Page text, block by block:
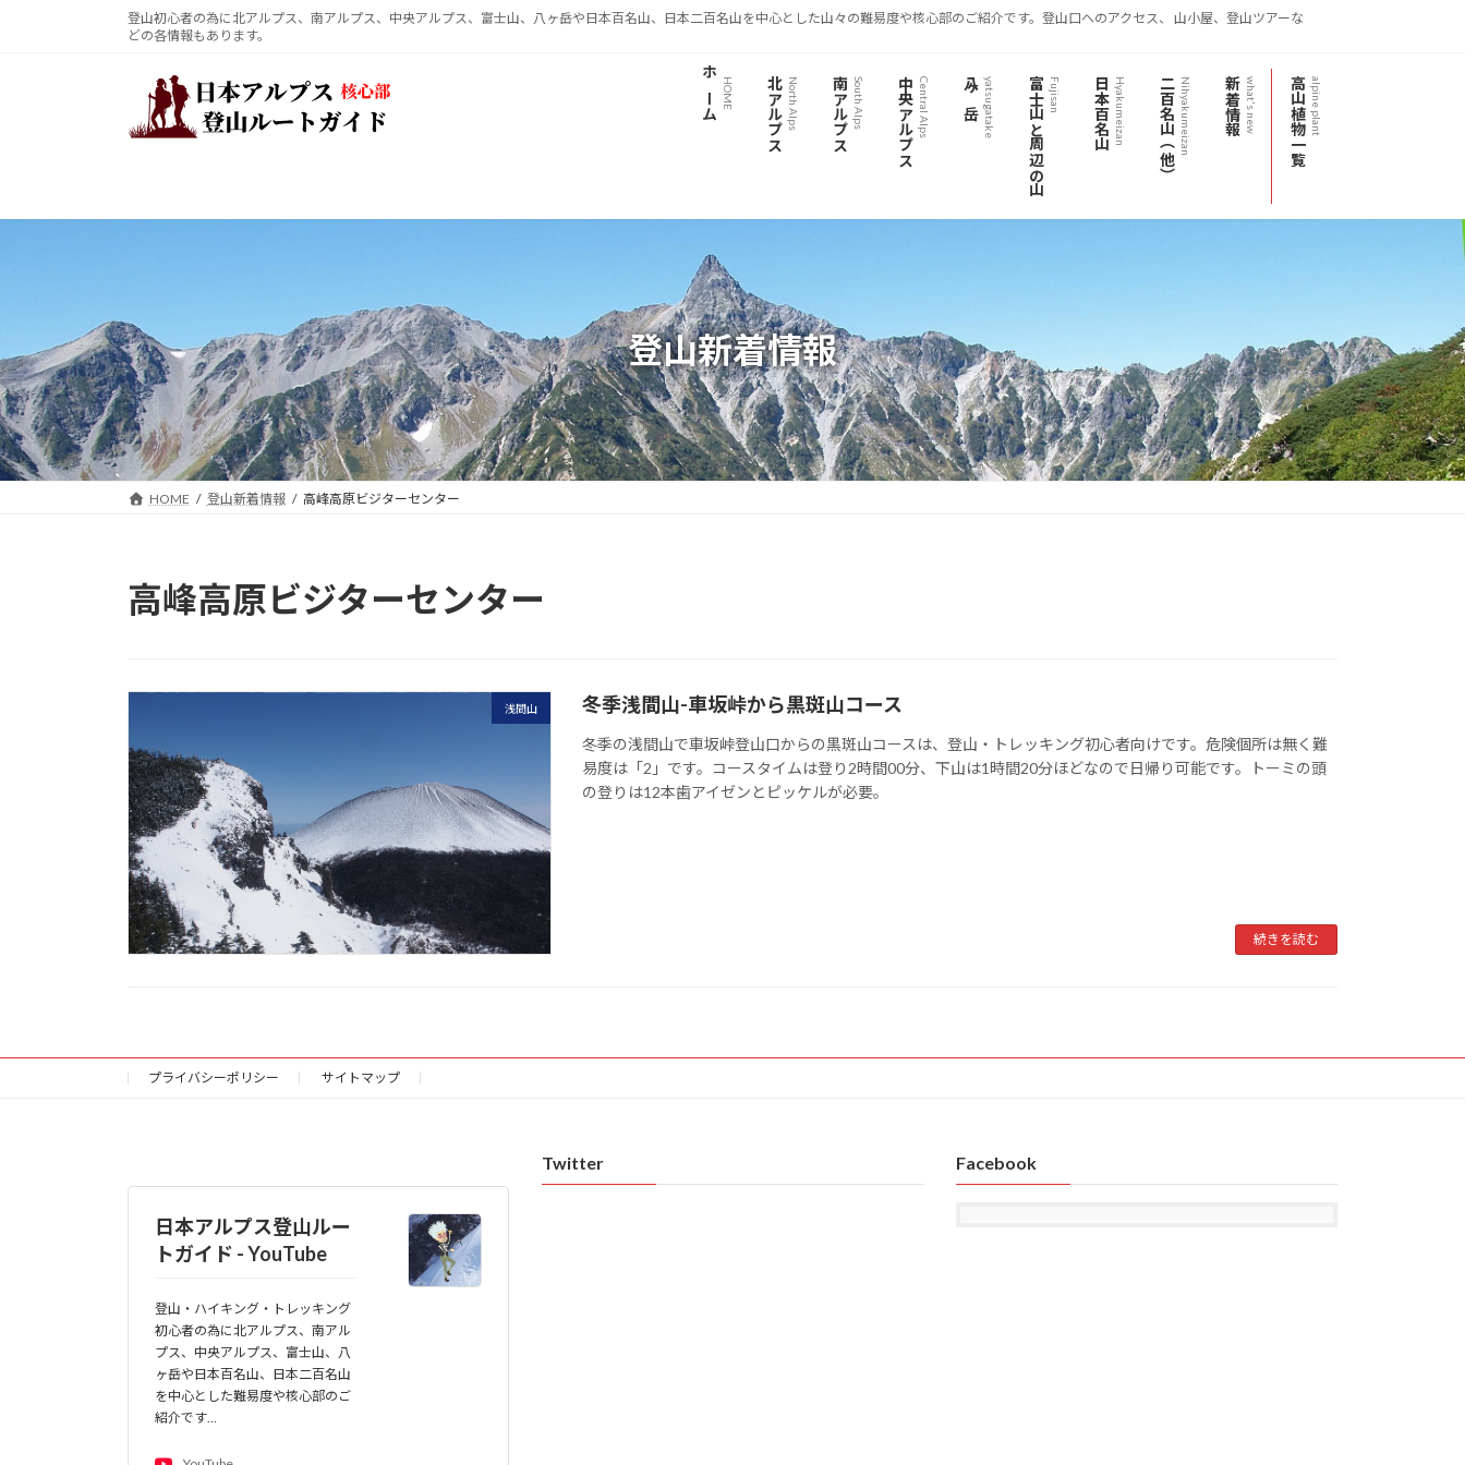
ッ
移
登山初心者の為に北アルプス、南アルプス、中央アルプス、富士山、八ヶ岳や日本百名山、日本二百名山を中心とした山々の難易度や核心部のご紹介です。登山口へのアクセス、 山小屋、登山ツアーな
どの各情報もあります。
ホーム HOME 北アルプスNorth Alps 南アルプスSouth Alps 中央アルプスCentral Alps 八ヶ岳yatsugatake 富士山と周辺の山Fujisan 日本百名山Hyakumeizan 二百名山（他）Nihyakumeizan 新着情報what's new 高山植物一覧alpine plant
登山新着情報
HOME 登山新着情報 高峰高原ビジターセンター
高峰高原ビジターセンター
浅間山 冬季浅間山-車坂峠から黒斑山コース
冬季の浅間山で車坂峠登山口からの黒斑山コースは、登山・トレッキング初心者向けです。危険個所は無く難
易度は「2」です。コースタイムは登り2時間00分、下山は1時間20分ほどなので日帰り可能です。トーミの頭
の登りは12本歯アイゼンとピッケルが必要。
続きを読む
プライバシーポリシー サイトマップ
日本アルプス登山ルー
トガイド - YouTube
登山・ハイキング・トレッキング
初心者の為に北アルプス、南アル
プス、中央アルプス、富士山、八
ヶ岳や日本百名山、日本二百名山
を中心とした難易度や核心部のご
紹介です…
Twitter Facebook